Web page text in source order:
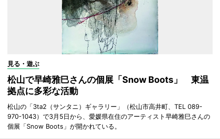
見る・遊ぶ
松山で早崎雅巳さんの個展「Snow Boots」 東温
拠点に多彩な活動
松山の「3ta2（サンタニ）ギャラリー」（松山市高井町、TEL 089-
970-1043）で3月5日から、愛媛県在住のアーティスト早崎雅巳さんの
個展「Snow Boots」が開かれている。